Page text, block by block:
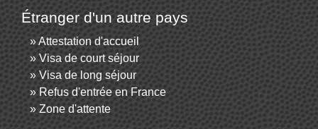
Étranger d'un autre pays
Attestation d'accueil
Visa de court séjour
Visa de long séjour
Refus d'entrée en France
Zone d'attente